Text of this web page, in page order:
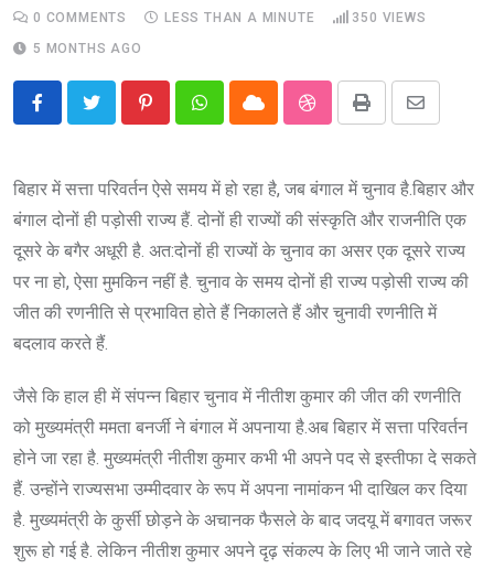
0 COMMENTS LESS THAN A MINUTE 350 VIEWS
5 MONTHS AGO
PinterestWhatsappCloud StumbleUpon
Print
Share
Email
बिहार में सत्ता परिवर्तन ऐसे समय में हो रहा है, जब बंगाल में चुनाव है.बिहार और
बंगाल दोनों ही पड़ोसी राज्य हैं. दोनों ही राज्यों की संस्कृति और राजनीति एक
दूसरे के बगैर अधूरी है. अत:दोनों ही राज्यों के चुनाव का असर एक दूसरे राज्य
पर ना हो, ऐसा मुमकिन नहीं है. चुनाव के समय दोनों ही राज्य पड़ोसी राज्य की
जीत की रणनीति से प्रभावित होते हैं निकालते हैं और चुनावी रणनीति में
बदलाव करते हैं.
जैसे कि हाल ही में संपन्न बिहार चुनाव में नीतीश कुमार की जीत की रणनीति
को मुख्यमंत्री ममता बनर्जी ने बंगाल में अपनाया है.अब बिहार में सत्ता परिवर्तन
होने जा रहा है. मुख्यमंत्री नीतीश कुमार कभी भी अपने पद से इस्तीफा दे सकते
हैं. उन्होंने राज्यसभा उम्मीदवार के रूप में अपना नामांकन भी दाखिल कर दिया
है. मुख्यमंत्री के कुर्सी छोड़ने के अचानक फैसले के बाद जदयू में बगावत जरूर
शुरू हो गई है. लेकिन नीतीश कुमार अपने दृढ़ संकल्प के लिए भी जाने जाते रहे